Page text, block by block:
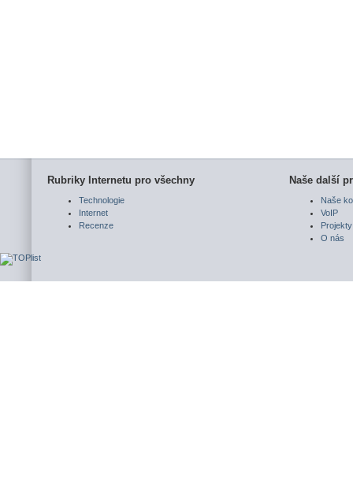
Rubriky Internetu pro všechny
Technologie
Internet
Recenze
Naše další
Naše
VoIP
Projekty
O nás